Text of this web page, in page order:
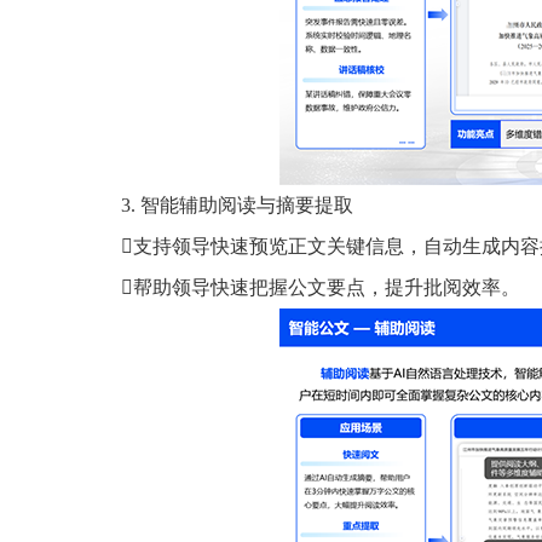
3. 智能辅助阅读与摘要提取
支持领导快速预览正文关键信息，自动生成内
帮助领导快速把握公文要点，提升批阅效率。